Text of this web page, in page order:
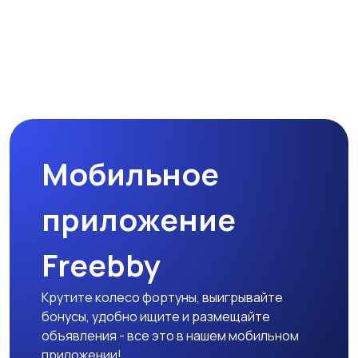
Мобильное
приложение
Freebby
Крутите колесо фортуны, выигрывайте
бонусы, удобно ищите и размещайте
объявления - все это в нашем мобильном